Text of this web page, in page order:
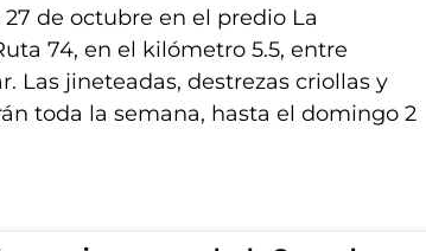
de octubre en el predio La
74, en el kilómetro 5.5, entre
Las jineteadas, destrezas criollas y
toda la semana, hasta el domingo 2